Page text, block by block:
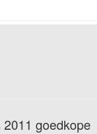
goedkope